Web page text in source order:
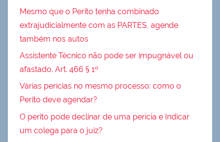
Mesmo que o Perito tenha combinado
extrajudicialmente com as PARTES, agende
também nos autos
Assistente Técnico não pode ser impugnável ou
afastado. Art. 466 § 1º
Várias perícias no mesmo processo: como o
Perito deve agendar?
O perito pode declinar de uma perícia e Indicar
um colega para o juiz?